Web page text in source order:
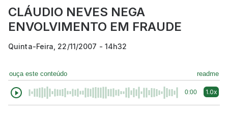
CLÁUDIO NEVES NEGA
ENVOLVIMENTO EM FRAUDE
Quinta-Feira, 22/11/2007 - 14h32
ouça este conteúdo readme
0:00 1.0x